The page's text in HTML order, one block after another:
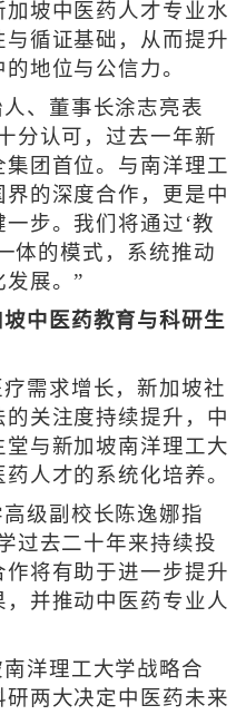
坡中医药人才专业水
循证基础，从而提升
地位与公信力。
、董事长涂志亮表
分认可，过去一年新
团首位。与南洋理工
的深度合作，更是中
步。我们将通过‘教
体的模式，系统推动
展。”
中医药教育与科研生
需求增长，新加坡社
关注度持续提升，中
与新加坡南洋理工大
人才的系统化培养。
级副校长陈逸娜指
过去二十年来持续投
将有助于进一步提升
并推动中医药专业人
洋理工大学战略合
两大决定中医药未来